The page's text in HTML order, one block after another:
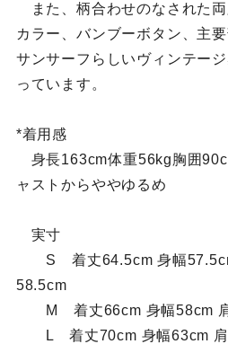
また、柄合わせのなされた
カラー、バンブーボタン、主
サンサーフらしいヴィンテー
っています。
*着用感
身長163cm体重56kg胸囲
ャストからややゆるめ
実寸
S 着丈64.5cm 身幅
58.5cm
M 着丈66cm 身幅58cm 肩
L 着丈70cm 身幅63cm 肩